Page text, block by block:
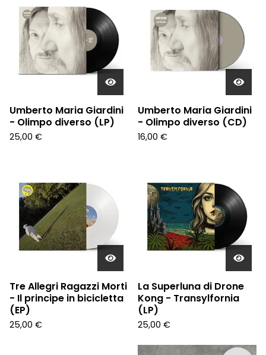
Umberto Maria Giardini
- Olimpo diverso (LP)
25,00 €
Umberto Maria Giardini
- Olimpo diverso (CD)
16,00 €
Tre Allegri Ragazzi Morti
- Il principe in bicicletta
(EP)
25,00 €
La Superluna di Drone
Kong - Transylfornia
(LP)
25,00 €